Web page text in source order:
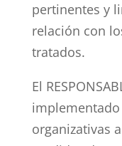
pertinentes y
relación con
tratados.
El
organizativas